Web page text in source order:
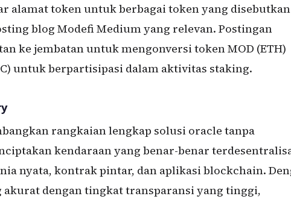
alamat token untuk berbagai token yang
blog Modefi Medium yang relevan. Postingan
ke jembatan untuk mengonversi token MOD (ETH)
untuk berpartisipasi dalam aktivitas staking.
rangkaian lengkap solusi oracle tanpa
kendaraan yang benar-benar
nyata, kontrak pintar, dan aplikasi blockchain.
akurat dengan tingkat transparansi yang tinggi,